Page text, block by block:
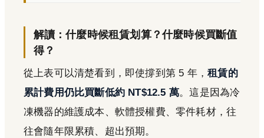
解讀：什麼時候租賃划算？什麼時候買斷值
得？
從上表可以清楚看到，即使撐到第 5 年，租賃的
累計費用仍比買斷低約 NT$12.5 萬。這是因為冷
凍機器的維護成本、軟體授權費、零件耗材，往
往會隨年限累積、超出預期。